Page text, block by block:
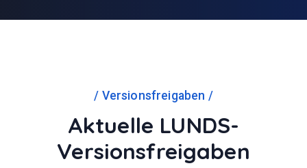
Versionsfreigaben
Aktuelle LUNDS-
Versionsfreigaben